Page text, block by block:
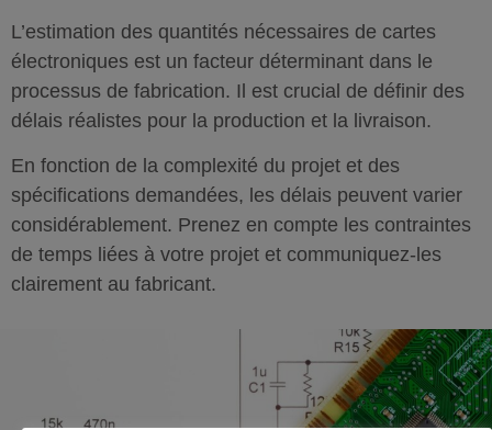
L’estimation des quantités nécessaires de cartes
électroniques est un facteur déterminant dans le
processus de fabrication. Il est crucial de définir des
délais réalistes pour la production et la livraison.
En fonction de la complexité du projet et des
spécifications demandées, les délais peuvent varier
considérablement. Prenez en compte les contraintes
de temps liées à votre projet et communiquez-les
clairement au fabricant.